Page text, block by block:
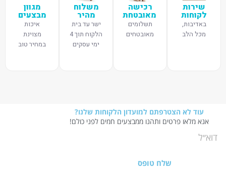
שירות
לקוחות
באדיבות,
מכל הלב
רכישה
מאובטחת
תשלומים
מאובטחים
משלוח
מהיר
ישר עד בית
הלקוח תוך 4
ימי עסקים
מגוון
מבצעים
איכות
מצוינת
במחיר טוב
עוד לא הצטרפתם למועדון הלקוחות שלנו?
אנא מלאו פרטים ותהנו ממבצעים חמים לפני כולם!
שלח טופס